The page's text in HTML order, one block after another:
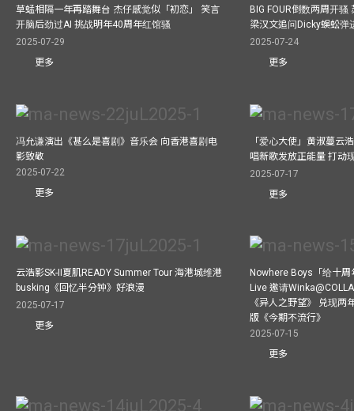
草蜢相隔一年再踏舞台 杰仔感觉似「初恋」 笑言
开脑后劲过AI 挑战明年40周年红馆骚
2025-07-29
更多
BIG FOUR倒数两周开
梁汉文追问Dicky蜈蚣弹
2025-07-24
更多
冯允谦演出《甚么是喜剧》音乐会 向香港喜剧电
影致敬
2025-07-22
更多
「爱心大使」黄淑蔓云
唱新歌发放正能量 打动
2025-07-17
更多
云浩影SK-II夏肌READY Summer Tour 海港城维港
busking《回忆半分钟》好浪漫
2025-07-17
更多
Nowhere Boys「给十
Live 邀请
《异人之野望》 兑现两
版《今期不流行》
2025-07-15
更多